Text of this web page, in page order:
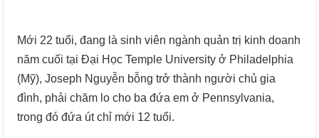
Mới 22 tuổi, đang là sinh viên ngành quản trị kinh doanh
năm cuối tại Đại Học Temple University ở Philadelphia
(Mỹ), Joseph Nguyễn bỗng trở thành người chủ gia
đình, phải chăm lo cho ba đứa em ở Pennsylvania,
trong đó đứa út chỉ mới 12 tuổi.